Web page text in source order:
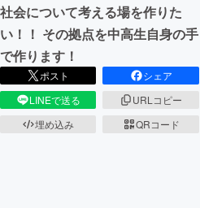
社会について考える場を作りた
い！！ その拠点を中高生自身の手
で作ります！
ポスト
シェア
LINEで送る
URLコピー
埋め込み
QRコード